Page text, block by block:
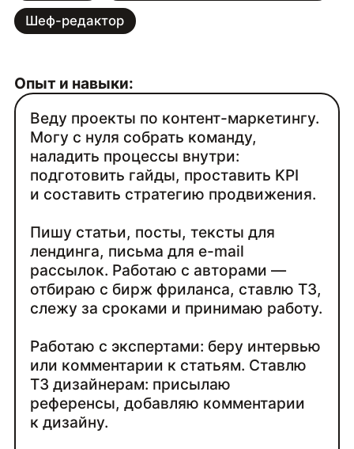
Шеф-редактор
Опыт и навыки:
Веду проекты по контент-маркетингу.
Могу с нуля собрать команду,
наладить процессы внутри:
подготовить гайды, проставить KPI
и составить стратегию продвижения.
Пишу статьи, посты, тексты для
лендинга, письма для e-mail
рассылок. Работаю с авторами —
отбираю с бирж фриланса, ставлю ТЗ,
слежу за сроками и принимаю работу.
Работаю с экспертами: беру интервью
или комментарии к статьям. Ставлю
ТЗ дизайнерам: присылаю
референсы, добавляю комментарии
к дизайну.